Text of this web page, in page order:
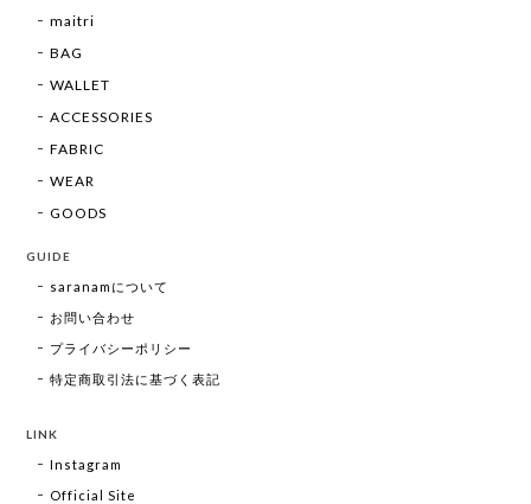
maitri
BAG
WALLET
ACCESSORIES
FABRIC
WEAR
GOODS
GUIDE
saranamについて
お問い合わせ
プライバシーポリシー
特定商取引法に基づく表記
LINK
Instagram
Official Site